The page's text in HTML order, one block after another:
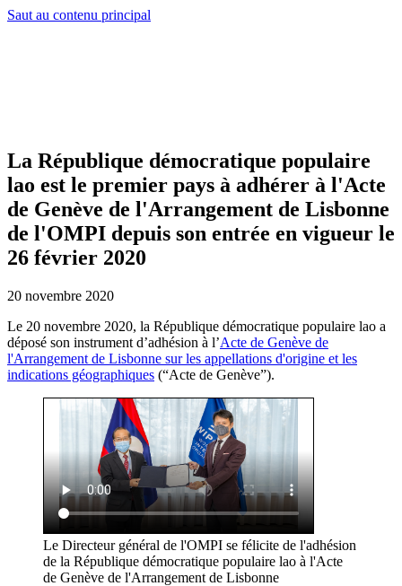
Saut au contenu principal
La République démocratique populaire
lao est le premier pays à adhérer à l'Acte
de Genève de l'Arrangement de Lisbonne
de l'OMPI depuis son entrée en vigueur le
26 février 2020
20 novembre 2020
Le 20 novembre 2020, la République démocratique populaire lao a
déposé son instrument d’adhésion à l’Acte de Genève de
l'Arrangement de Lisbonne sur les appellations d'origine et les
indications géographiques (“Acte de Genève”).
Le Directeur général de l'OMPI se félicite de l'adhésion
de la République démocratique populaire lao à l'Acte
de Genève de l'Arrangement de Lisbonne